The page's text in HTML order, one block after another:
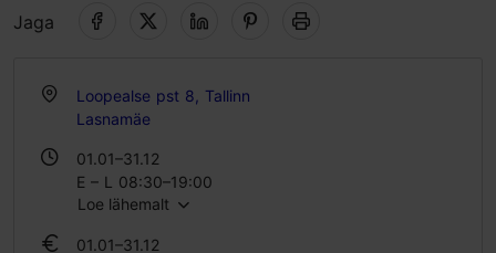
Jaga
Loopealse pst 8, Tallinn
Lasnamäe
01.01–31.12
E – L 08:30–19:00
P 09:00–19:00
Loe lähemalt
01.01–31.12